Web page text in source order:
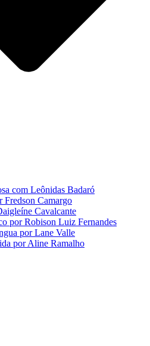
com Leônidas Badaró
Fredson Camargo
Cavalcante
por Robison Luiz Fernandes
por Lane Valle
por Aline Ramalho